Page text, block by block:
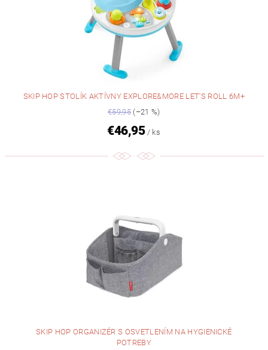
SKIP HOP STOLÍK AKTÍVNY EXPLORE&MORE LET'S ROLL 6M+
€59,95(–21 %)
€46,95 / ks
SKIP HOP ORGANIZÉR S OSVETLENÍM NA HYGIENICKÉ
POTREBY